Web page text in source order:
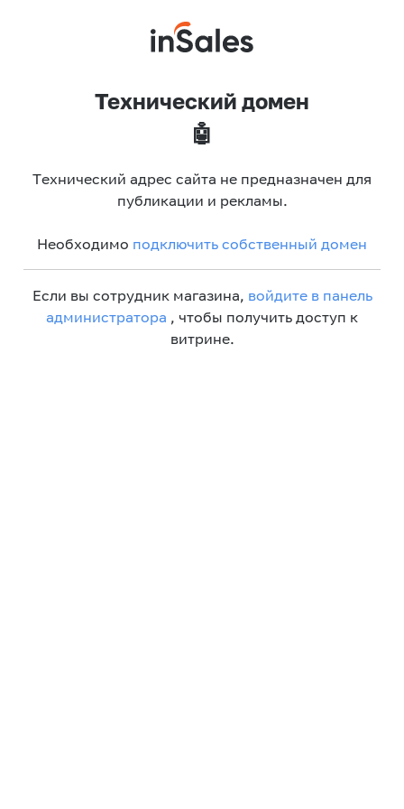
Технический домен
🤖
Технический адрес сайта не предназначен для
публикации и рекламы.
Необходимо подключить собственный домен
Если вы сотрудник магазина, войдите в панель
администратора , чтобы получить доступ к
витрине.